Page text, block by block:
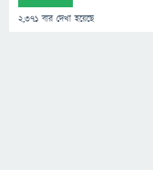
2,371 বার দেখা হয়েছে